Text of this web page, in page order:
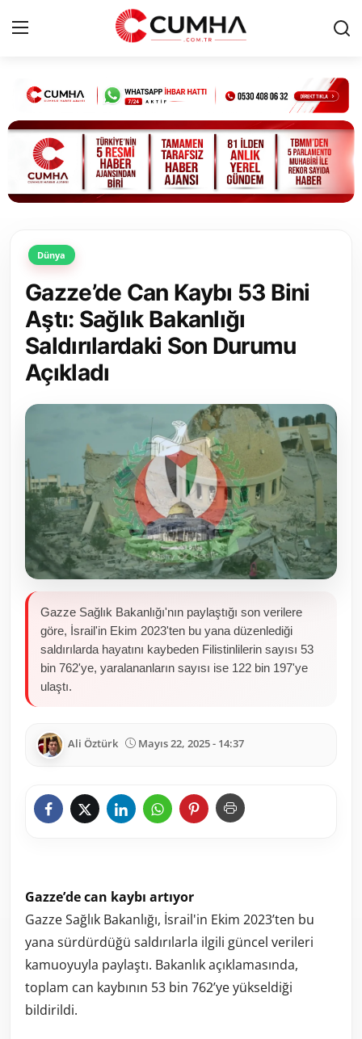
Kurumsal
Cumhurbaşkanlığı
Bakanlıklar
Siyasi Partiler
Yerel Yönetimler
Mülki İdare
Toplum ve Yaşam
Sivil Toplum Kuruluşları
Kamu Kurumları ve Üst Kurullar
Resmi Reklamlar
Dünya
Gazze’de Can Kaybı 53 Bini
Aştı: Sağlık Bakanlığı
Saldırılardaki Son Durumu
Açıkladı
Gazze Sağlık Bakanlığı'nın paylaştığı son verilere
göre, İsrail'in Ekim 2023'ten bu yana düzenlediği
saldırılarda hayatını kaybeden Filistinlilerin sayısı 53
bin 762'ye, yaralananların sayısı ise 122 bin 197'ye
ulaştı.
Ali Öztürk Mayıs 22, 2025 - 14:37
Gazze’de can kaybı artıyor
Gazze Sağlık Bakanlığı, İsrail'in Ekim 2023’ten bu
yana sürdürdüğü saldırılarla ilgili güncel verileri
kamuoyuyla paylaştı. Bakanlık açıklamasında,
toplam can kaybının 53 bin 762’ye yükseldiği
bildirildi.